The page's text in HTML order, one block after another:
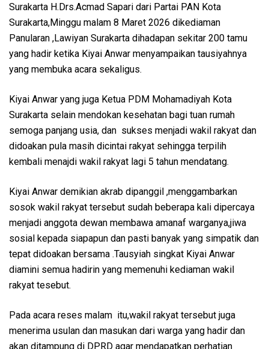
Surakarta H.Drs.Acmad Sapari dari Partai PAN Kota
Surakarta,Minggu malam 8 Maret 2026 dikediaman
Panularan ,Lawiyan Surakarta dihadapan sekitar 200 tamu
yang hadir ketika Kiyai Anwar menyampaikan tausiyahnya
yang membuka acara sekaligus.
Kiyai Anwar yang juga Ketua PDM Mohamadiyah Kota
Surakarta selain mendokan kesehatan bagi tuan rumah
semoga panjang usia, dan sukses menjadi wakil rakyat dan
didoakan pula masih dicintai rakyat sehingga terpilih
kembali menajdi wakil rakyat lagi 5 tahun mendatang.
Kiyai Anwar demikian akrab dipanggil ,menggambarkan
sosok wakil rakyat tersebut sudah beberapa kali dipercaya
menjadi anggota dewan membawa amanaf warganya,jiwa
sosial kepada siapapun dan pasti banyak yang simpatik dan
tepat didoakan bersama .Tausyiah singkat Kiyai Anwar
diamini semua hadirin yang memenuhi kediaman wakil
rakyat tesebut.
Pada acara reses malam itu,wakil rakyat tersebut juga
menerima usulan dan masukan dari warga yang hadir dan
akan ditampung di DPRD agar mendapatkan perhatian